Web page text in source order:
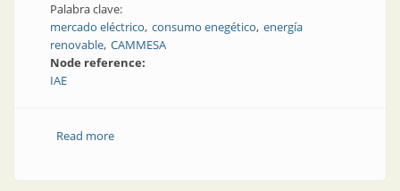
Palabra clave:
mercado eléctrico consumo enegético energía
renovable CAMMESA
Node reference:
IAE
Read moreabout Así se portó el mercado eléctrico durante